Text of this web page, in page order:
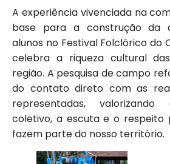
A experiência vivenciada na
base para a construção da
alunos no Festival Folclórico do
celebra a riqueza cultural
região. A pesquisa de campo
do contato direto com as
representadas,
coletivo, a escuta e o respeito
fazem parte do nosso território.